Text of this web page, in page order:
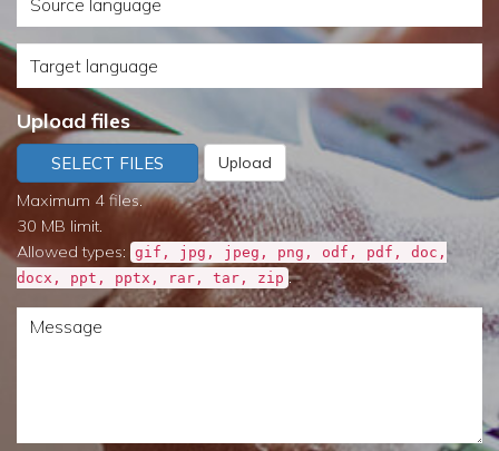
need?
by?
language
Target
language
Upload files
SELECT FILES
Upload
Maximum 4 files.
30 MB limit.
Allowed types: gif, jpg, jpeg, png, odf, pdf, doc,
docx, ppt, pptx, rar, tar, zip .
Message